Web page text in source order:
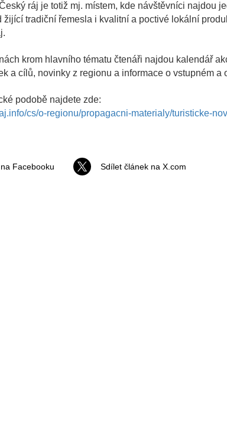
ráj je totiž mj. místem, kde návštěvníci najdou
žijící tradiční řemesla i kvalitní a poctivé lokální
krom hlavního tématu čtenáři najdou kalendář
a cílů, novinky z regionu a informace o vstupném
podobě najdete zde:
cs/o-regionu/propagacni-materialy/turisticke-
Facebooku Sdílet článek na X.com